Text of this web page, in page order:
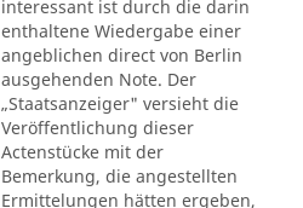
interessant ist durch die darin
enthaltene Wiedergabe einer
angeblichen direct von Berlin
ausgehenden Note. Der
„Staatsanzeiger" versieht die
Veröffentlichung dieser
Actenstücke mit der
Bemerkung, die angestellten
Ermittelungen hätten ergeben,